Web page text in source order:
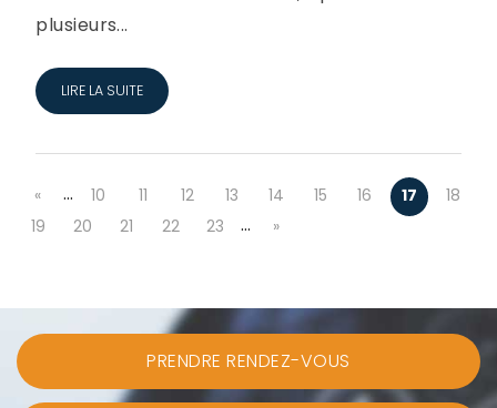
plusieurs...
LIRE LA SUITE
« … 10 11 12 13 14 15 16 17
18
19
20 21 22 23 … »
PRENDRE RENDEZ-VOUS